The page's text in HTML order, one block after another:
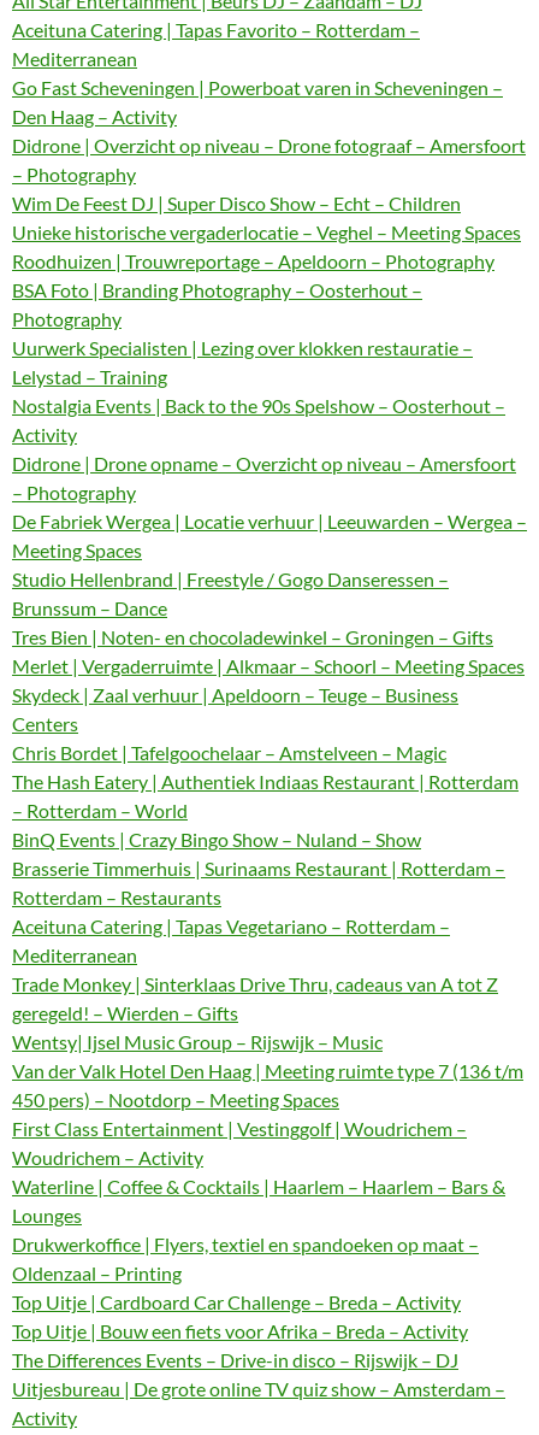
Aceituna Catering | Tapas Favorito – Rotterdam –
Mediterranean
Go Fast Scheveningen | Powerboat varen in Scheveningen –
Den Haag – Activity
Didrone | Overzicht op niveau – Drone fotograaf – Amersfoort
– Photography
Wim De Feest DJ | Super Disco Show – Echt – Children
Unieke historische vergaderlocatie – Veghel – Meeting Spaces
Roodhuizen | Trouwreportage – Apeldoorn – Photography
BSA Foto | Branding Photography – Oosterhout –
Photography
Uurwerk Specialisten | Lezing over klokken restauratie –
Lelystad – Training
Nostalgia Events | Back to the 90s Spelshow – Oosterhout –
Activity
Didrone | Drone opname – Overzicht op niveau – Amersfoort
– Photography
De Fabriek Wergea | Locatie verhuur | Leeuwarden – Wergea –
Meeting Spaces
Studio Hellenbrand | Freestyle / Gogo Danseressen –
Brunssum – Dance
Tres Bien | Noten- en chocoladewinkel – Groningen – Gifts
Merlet | Vergaderruimte | Alkmaar – Schoorl – Meeting Spaces
Skydeck | Zaal verhuur | Apeldoorn – Teuge – Business
Centers
Chris Bordet | Tafelgoochelaar – Amstelveen – Magic
The Hash Eatery | Authentiek Indiaas Restaurant | Rotterdam
– Rotterdam – World
BinQ Events | Crazy Bingo Show – Nuland – Show
Brasserie Timmerhuis | Surinaams Restaurant | Rotterdam –
Rotterdam – Restaurants
Aceituna Catering | Tapas Vegetariano – Rotterdam –
Mediterranean
Trade Monkey | Sinterklaas Drive Thru, cadeaus van A tot Z
geregeld! – Wierden – Gifts
Wentsy| Ijsel Music Group – Rijswijk – Music
Van der Valk Hotel Den Haag | Meeting ruimte type 7 (136 t/m
450 pers) – Nootdorp – Meeting Spaces
First Class Entertainment | Vestinggolf | Woudrichem –
Woudrichem – Activity
Waterline | Coffee & Cocktails | Haarlem – Haarlem – Bars &
Lounges
Drukwerkoffice | Flyers, textiel en spandoeken op maat –
Oldenzaal – Printing
Top Uitje | Cardboard Car Challenge – Breda – Activity
Top Uitje | Bouw een fiets voor Afrika – Breda – Activity
The Differences Events – Drive-in disco – Rijswijk – DJ
Uitjesbureau | De grote online TV quiz show – Amsterdam –
Activity